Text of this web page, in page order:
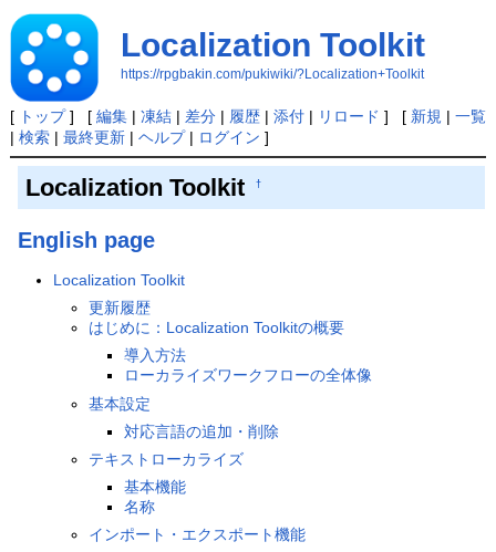
Localization Toolkit
https://rpgbakin.com/pukiwiki/?Localization+Toolkit
[ トップ] [ 編集| 凍結| 差分| 履歴| 添付| リロード ] [ 新規 | 一覧
| 検索| 最終更新| ヘルプ| ログイン ]
Localization Toolkit †
English page
Localization Toolkit
更新履歴
はじめに：Localization Toolkitの概要
導入方法
ローカライズワークフローの全体像
基本設定
対応言語の追加・削除
テキストローカライズ
基本機能
名称
インポート・エクスポート機能